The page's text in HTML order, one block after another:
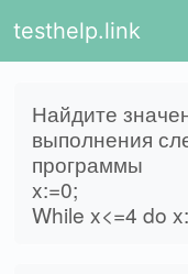
testhelp.link
Найдите
выполнения
программы
x:=0;
While x<=4 do